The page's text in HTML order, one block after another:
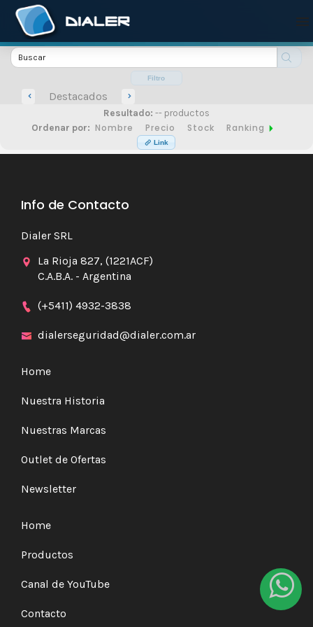
Filtro
Destacados
Resultado: -- productos
Ordenar por: Nombre Precio Stock Ranking
Link
Info de Contacto
Dialer SRL
La Rioja 827, (1221ACF)
C.A.B.A. - Argentina
(+5411) 4932-3838
dialerseguridad@dialer.com.ar
Home
Nuestra Historia
Nuestras Marcas
Outlet de Ofertas
Newsletter
Home
Productos
Canal de YouTube
Contacto